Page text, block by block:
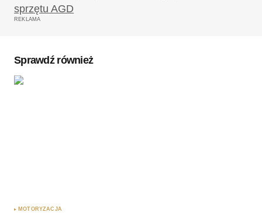
Wymagane pola są oznaczone
REKLAMA
Sprawdź również
MOTORYZACJA